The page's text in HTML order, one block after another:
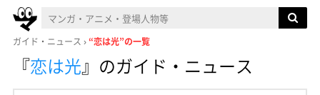
ガイド・ニュース “恋は光”の一覧
『恋は光』 のガイド・ニュース